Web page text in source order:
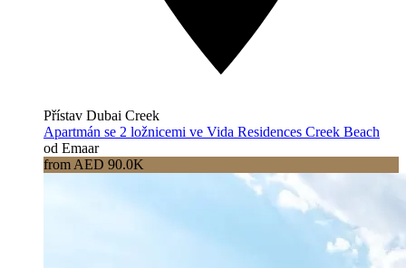
Přístav Dubai Creek
Apartmán se 2 ložnicemi ve Vida Residences Creek Beach
od Emaar
from AED 90.0K